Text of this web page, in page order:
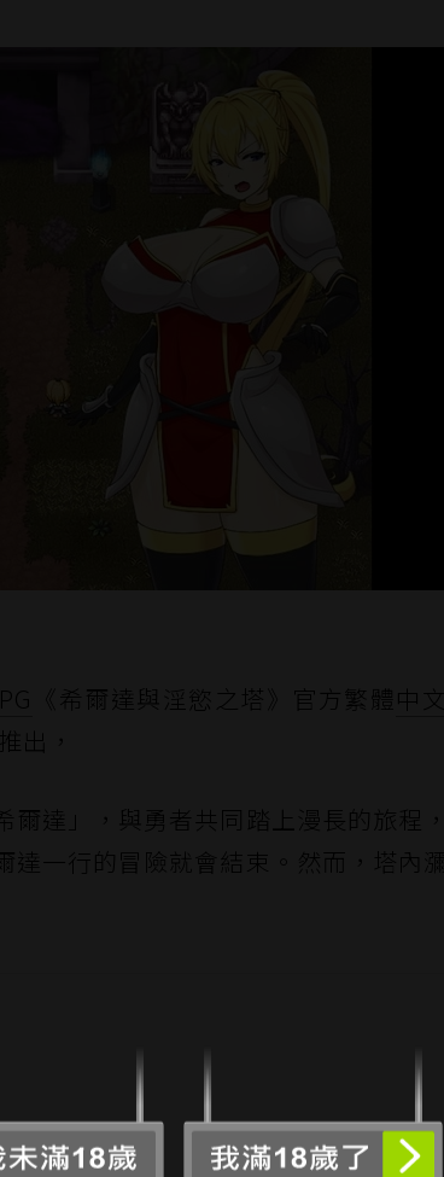
《希爾達與淫慾之塔》官方繁體中文
出，
爾達」，與勇者共同踏上漫長的旅程
一行的冒險就會結束。然而，塔內